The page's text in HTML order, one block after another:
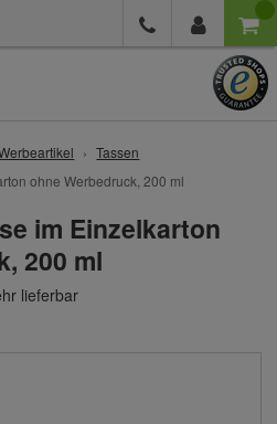
Tassen
ohne Werbedruck, 200 ml
im Einzelkarton
200 ml
lieferbar